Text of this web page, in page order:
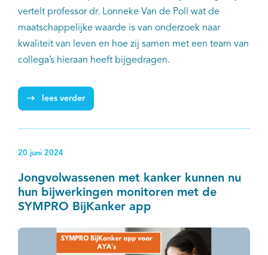
vertelt professor dr. Lonneke Van de Poll wat de
maatschappelijke waarde is van onderzoek naar
kwaliteit van leven en hoe zij samen met een team van
collega’s hieraan heeft bijgedragen.
lees verder
20 juni 2024
Jongvolwassenen met kanker kunnen nu
hun bijwerkingen monitoren met de
SYMPRO BijKanker app